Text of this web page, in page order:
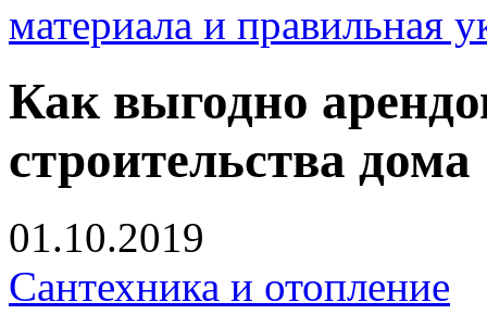
материала и правильная
Как выгодно
строительства дома
01.10.2019
Сантехника и отопление